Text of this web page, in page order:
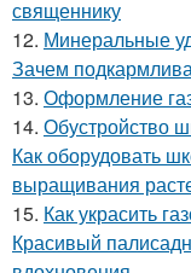
священнику
12. Минеральные
Зачем
13. Оформление
14. Обустройство
Как оборудовать
выращивания
15. Как украсить
Красивый